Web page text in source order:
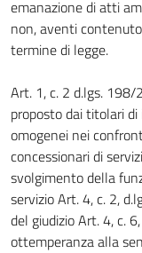
emanazione di atti
non, aventi
termine di legge.
Art. 1, c. 2 d.lgs.
proposto dai titolari
omogenei nei
concessionari di
svolgimento della
servizio Art. 4, c. 2,
del giudizio Art. 4, c.
ottemperanza alla